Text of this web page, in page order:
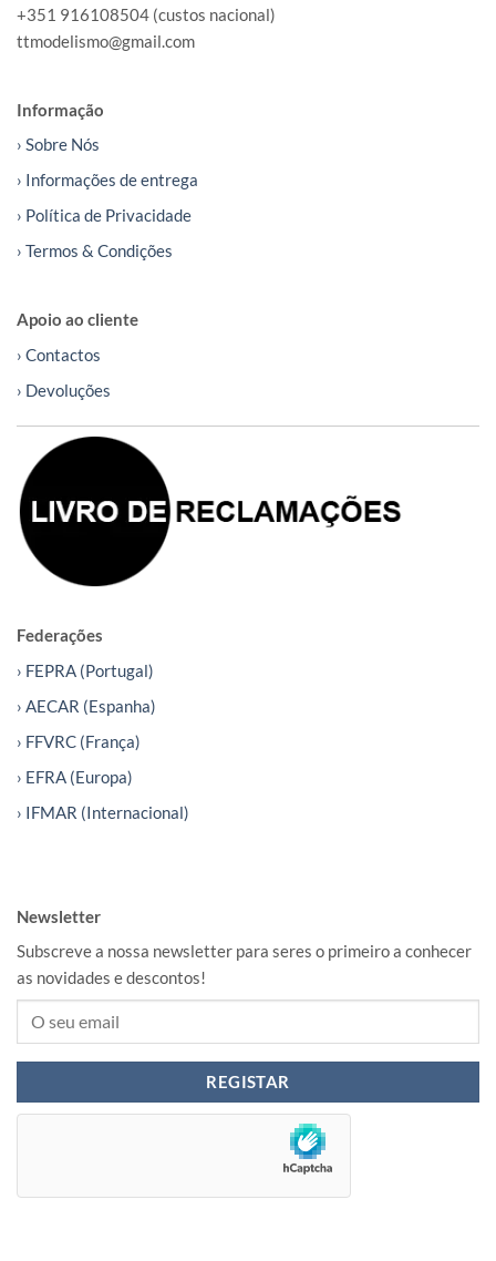
+351 916108504 (custos nacional)
ttmodelismo@gmail.com
Informação
› Sobre Nós
› Informações de entrega
› Política de Privacidade
› Termos & Condições
Apoio ao cliente
› Contactos
› Devoluções
Federações
› FEPRA (Portugal)
› AECAR (Espanha)
› FFVRC (França)
› EFRA (Europa)
› IFMAR (Internacional)
Newsletter
Subscreve a nossa newsletter para seres o primeiro a conhecer
as novidades e descontos!